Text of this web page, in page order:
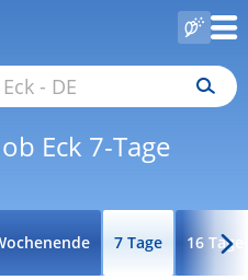
Eck 7-Tage
7 Tage 16 Tage